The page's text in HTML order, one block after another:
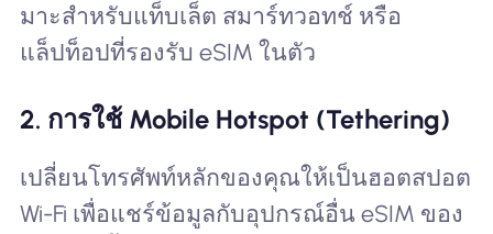
มาะสำหรับแท็บเล็ต สมาร์ทวอทช์ หรือ
แล็ปท็อปที่รองรับ eSIM ในตัว
2. การใช้ Mobile Hotspot (Tethering)
เปลี่ยนโทรศัพท์หลักของคุณให้เป็นฮอตสปอต
Wi-Fi เพื่อแชร์ข้อมูลกับอุปกรณ์อื่น eSIM ของ